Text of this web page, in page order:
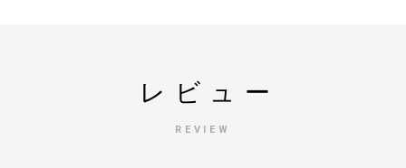
レビュー
REVIEW